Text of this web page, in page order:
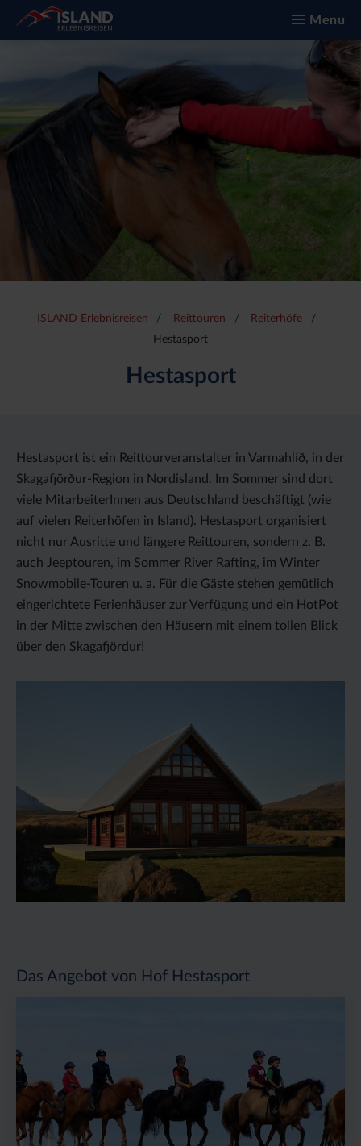
Menu
ISLAND Erlebnisreisen Reittouren
Reiterhöfe
Hestasport
Hestasport
Hestasport ist ein Reittourveranstalter in Varmahlíð, in der
Skagafjörður-Region in Nordisland. Im Sommer sind dort
viele MitarbeiterInnen aus Deutschland beschäftigt (wie
auf vielen Reiterhöfen in Island). Hestasport organisiert
nicht nur Ausritte und längere Reittouren, sondern z. B.
auch Jeeptouren, im Sommer River Rafting, im Winter
Snowmobile-Touren u. a. Für die Gäste stehen gemütlich
eingerichtete Ferienhäuser zur Verfügung und ein HotPot
in der Mitte zwischen den Häusern mit einem tollen Blick
über den Skagafjördur!
Das Angebot von Hof Hestasport
1590
Tage